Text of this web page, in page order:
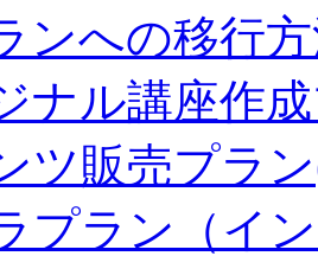
ンへの移行
ナル講座作
ツ販売プラ
プラン（イ